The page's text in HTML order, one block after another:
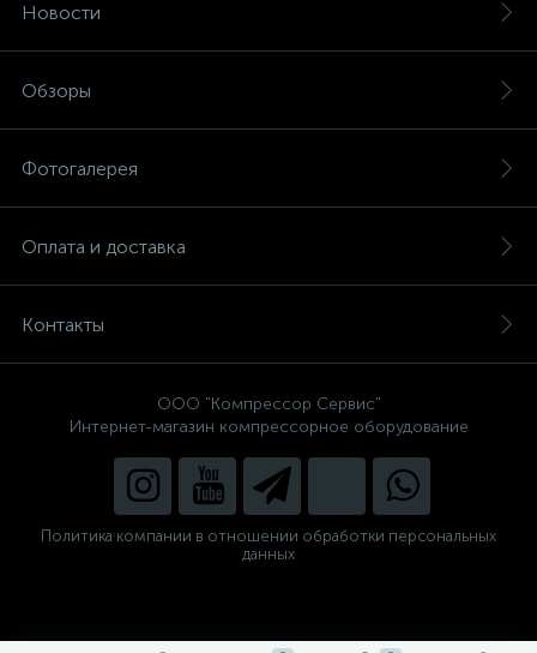
Новости
Обзоры
Фотогалерея
Оплата и доставка
Контакты
ООО "Компрессор Сервис"
Интернет-магазин компрессорное оборудование
Политика компании в отношении обработки персональных
данных